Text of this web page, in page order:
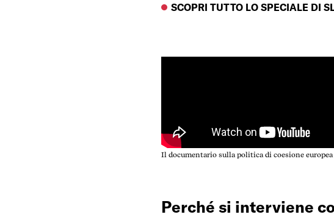
SCOPRI TUTTO LO SPECIALE DI
Il documentario sulla politica di coesione
Perché si interviene